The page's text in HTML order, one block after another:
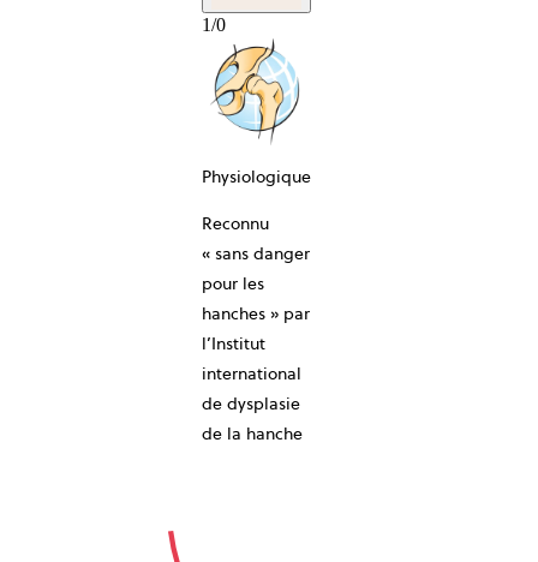
1/0
Physiologique
Reconnu
« sans danger
pour les
hanches » par
l’Institut
international
de dysplasie
de la hanche
10-ANS